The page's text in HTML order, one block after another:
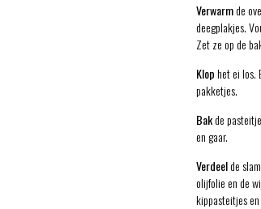
Verwarmde
deegplakjes.
Zet ze op de
Klophet ei los.
pakketjes.
Bakde
en gaar.
Verdeelde
olijfolie en de
kippasteitjes